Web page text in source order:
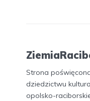
Strona
dziedzictwu
opolsko-